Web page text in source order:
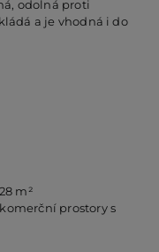
odolná proti
a je vhodná i do
m²
prostory s